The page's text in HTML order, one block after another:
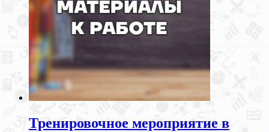
Тренировочное мероприятие в